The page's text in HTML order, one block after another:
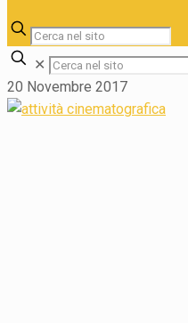
✕
20 Novembre 2017